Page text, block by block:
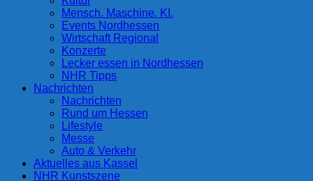
Mensch. Maschine. KI.
Events Nordhessen
Wirtschaft Regional
Konzerte
Lecker essen in Nordhessen
NHR Tipps
Nachrichten
Nachrichten
Rund um Hessen
Lifestyle
Messe
Auto & Verkehr
Aktuelles aus Kassel
NHR Kunstszene